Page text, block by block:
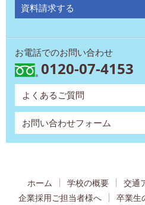
資料請求する
お電話でのお問い合わせ
0120-07-4153
よくあるご質問
お問い合わせフォーム
ホーム 学校の概要 交通
企業採用ご担当者様へ
卒業生